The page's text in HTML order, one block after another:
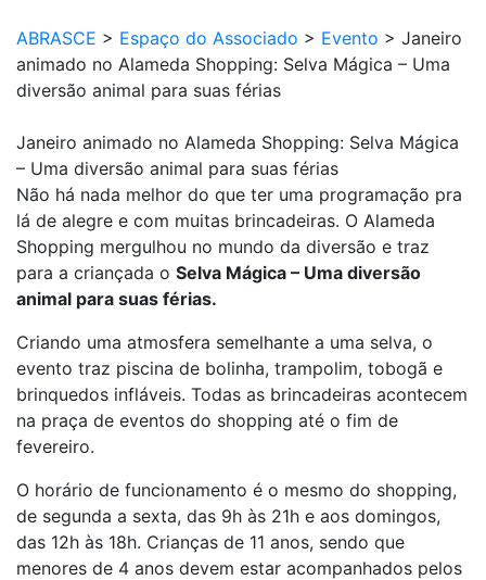
ABRASCE > Espaço do Associado > Evento > Janeiro
animado no Alameda Shopping: Selva Mágica – Uma
diversão animal para suas férias
Janeiro animado no Alameda Shopping: Selva Mágica
– Uma diversão animal para suas férias
Não há nada melhor do que ter uma programação pra
lá de alegre e com muitas brincadeiras. O Alameda
Shopping mergulhou no mundo da diversão e traz
para a criançada o Selva Mágica – Uma diversão
animal para suas férias.
Criando uma atmosfera semelhante a uma selva, o
evento traz piscina de bolinha, trampolim, tobogã e
brinquedos infláveis. Todas as brincadeiras acontecem
na praça de eventos do shopping até o fim de
fevereiro.
O horário de funcionamento é o mesmo do shopping,
de segunda a sexta, das 9h às 21h e aos domingos,
das 12h às 18h. Crianças de 11 anos, sendo que
menores de 4 anos devem estar acompanhados pelos